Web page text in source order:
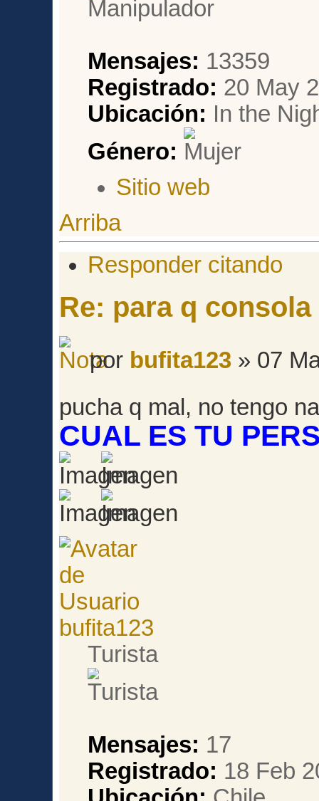
Mensajes: 13359
Registrado: 20 May
Ubicación: In the
Género:
Sitio web
Arriba
Responder citando
Re: para q
por bufita123 » 07
pucha q mal, no tengo
CUAL ES TU
bufita123
Turista
Mensajes: 17
Registrado: 18 Feb